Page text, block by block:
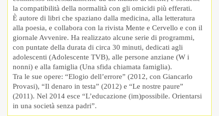
la compatibilità della normalità con gli omicidi più efferati.
È autore di libri che spaziano dalla medicina, alla letteratura
alla poesia, e collabora con la rivista Mente e Cervello e con il
giornale Avvenire. Ha realizzato alcune serie di programmi,
con puntate della durata di circa 30 minuti, dedicati agli
adolescenti (Adolescente TVB), alle persone anziane (W i
nonni) e alla famiglia (Una sfida chiamata famiglia).
Tra le sue opere: “Elogio dell’errore” (2012, con Giancarlo
Provasi), “Il denaro in testa” (2012) e “Le nostre paure”
(2011). Nel 2014 esce “L’educazione (im)possibile. Orientarsi
in una società senza padri”.